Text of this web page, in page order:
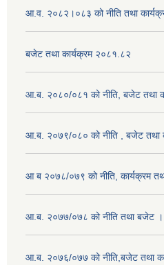
आ.व. २०८२।०८३ को नीति तथा
बजेट तथा कार्यक्रम २०८१.८२
आ.ब. २०८०/०८१ को नीति, बजेट तथा
आ.ब. २०७९/०८० को नीति , बजेट तथा
आ ब २०७८/०७९ को नीति, कार्यक्रम
आ.ब. २०७७/०७८ को नीति तथा बजेट ।
आ.ब. २०७६/०७७ को नीति,बजेट तथा